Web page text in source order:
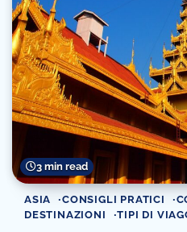
3 min read
ASIA CONSIGLI PRATICI
DESTINAZIONI
TIPI DI